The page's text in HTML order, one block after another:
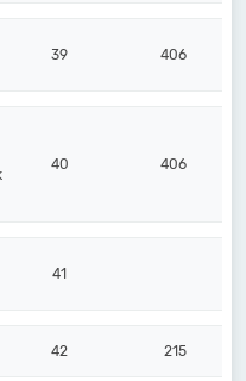
39 406
40 406
41
42 215